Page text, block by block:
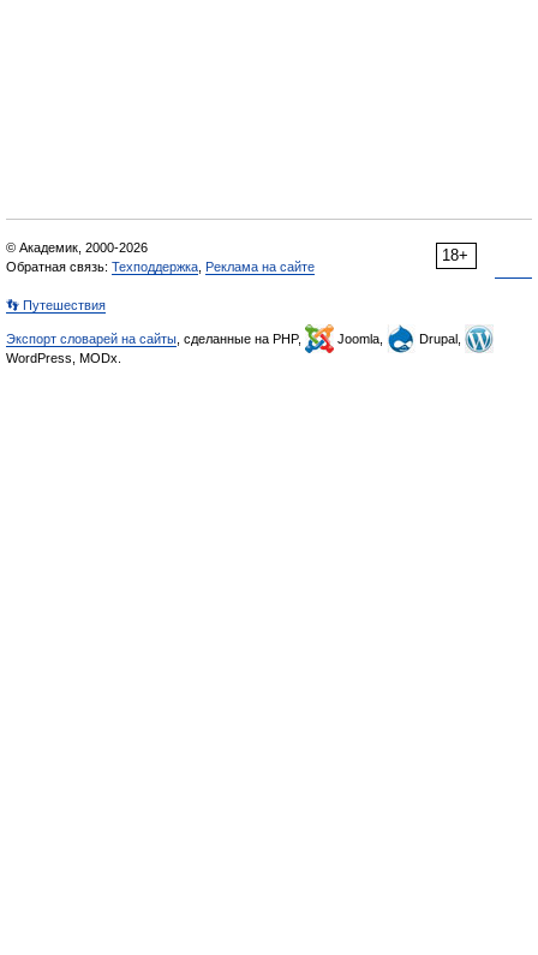
18+
© Академик, 2000-2026
Обратная связь: Техподдержка Реклама на сайте
👣 Путешествия
Экспорт словарей на сайты , сделанные на PHP, Joomla,
Drupal,
WordPress, MODx.